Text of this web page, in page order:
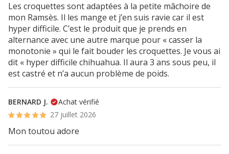
Les croquettes sont adaptées à la petite mâchoire de
mon Ramsès. Il les mange et j’en suis ravie car il est
hyper difficile. C’est le produit que je prends en
alternance avec une autre marque pour « casser la
monotonie » qui le fait bouder les croquettes. Je vous ai
dit « hyper difficile chihuahua. Il aura 3 ans sous peu, il
est castré et n’a aucun problème de poids.
BERNARD J.
Achat vérifié
27 juillet 2026
Mon toutou adore